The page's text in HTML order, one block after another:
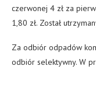
czerwonej 4 zł za
1,80 zł. Został
Za odbiór odpadów
odbiór selektywny. W